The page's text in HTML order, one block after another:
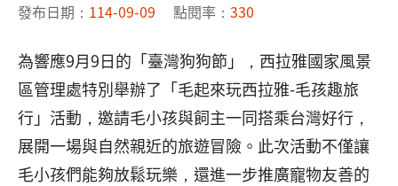
發布日期： 114-09-09 點閱率： 330
為響應9月9日的「臺灣狗狗節」，西拉雅國家風景
區管理處特別舉辦了「毛起來玩西拉雅-毛孩趣旅
行」活動，邀請毛小孩與飼主一同搭乘台灣好行，
展開一場與自然親近的旅遊冒險。此次活動不僅讓
毛小孩們能夠放鬆玩樂，還進一步推廣寵物友善的